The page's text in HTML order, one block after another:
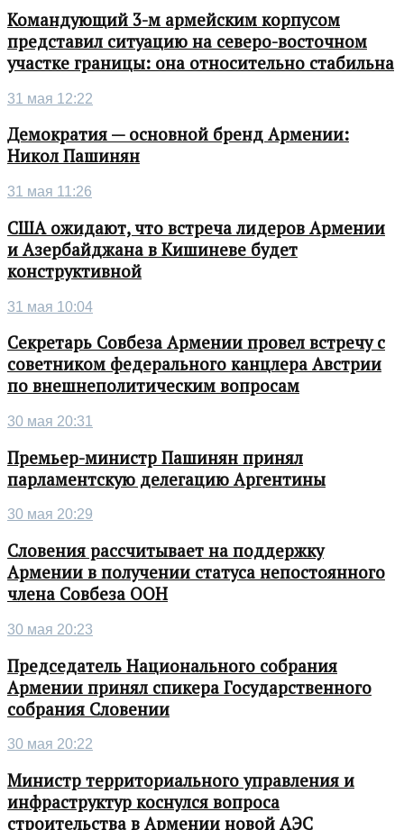
Командующий 3-м армейским корпусом
представил ситуацию на северо-восточном
участке границы: она относительно стабильна
31 мая 12:22
Демократия — основной бренд Армении:
Никол Пашинян
31 мая 11:26
США ожидают, что встреча лидеров Армении
и Азербайджана в Кишиневе будет
конструктивной
31 мая 10:04
Секретарь Совбеза Армении провел встречу с
советником федерального канцлера Австрии
по внешнеполитическим вопросам
30 мая 20:31
Премьер-министр Пашинян принял
парламентскую делегацию Аргентины
30 мая 20:29
Словения рассчитывает на поддержку
Армении в получении статуса непостоянного
члена Совбеза ООН
30 мая 20:23
Председатель Национального собрания
Армении принял спикера Государственного
собрания Словении
30 мая 20:22
Министр территориального управления и
инфраструктур коснулся вопроса
строительства в Армении новой АЭС